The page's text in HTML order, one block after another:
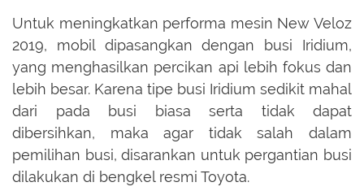
Untuk meningkatkan performa mesin New Veloz
2019, mobil dipasangkan dengan busi Iridium,
yang menghasilkan percikan api lebih fokus dan
lebih besar. Karena tipe busi Iridium sedikit mahal
dari pada busi biasa serta tidak dapat
dibersihkan, maka agar tidak salah dalam
pemilihan busi, disarankan untuk pergantian busi
dilakukan di bengkel resmi Toyota.